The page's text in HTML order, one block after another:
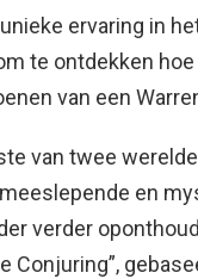
ervaring in
te ontdekken
van een
van twee
en
verder
Conjuring”,